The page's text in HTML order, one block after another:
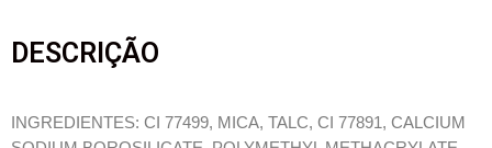
DESCRIÇÃO
INGREDIENTES: CI 77499, MICA, TALC, CI 77891, CALCIUM